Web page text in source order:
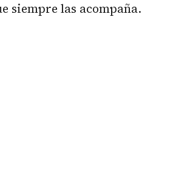
siempre las acompaña.